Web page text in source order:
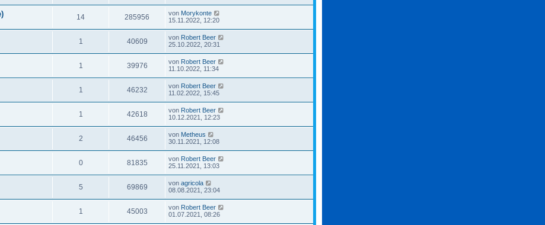
14 285956 von Morykonte
15.11.2022, 12:20
1 40609 von Robert Beer
25.10.2022, 20:31
1 39976 von Robert Beer
11.10.2022, 11:34
1 46232 von Robert Beer
11.02.2022, 15:45
1 42618 von Robert Beer
10.12.2021, 12:23
2 46456 von Metheus
30.11.2021, 12:08
0 81835 von Robert Beer
25.11.2021, 13:03
5 69869 von agricola
08.08.2021, 23:04
1 45003 von Robert Beer
01.07.2021, 08:26